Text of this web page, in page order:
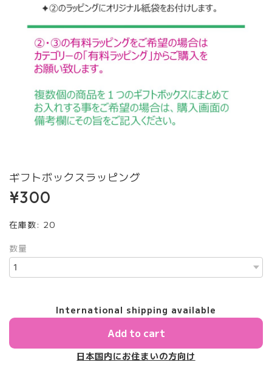
ギフトボックスラッピング
¥300
在庫数: 20
数量
International shipping available
Add to cart
日本国内にお住まいの方向け